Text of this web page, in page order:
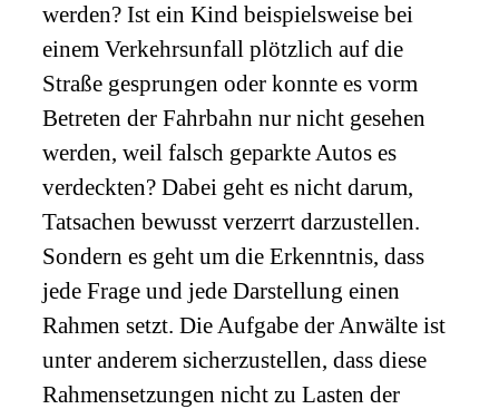
werden? Ist ein Kind beispielsweise bei
einem Verkehrsunfall plötzlich auf die
Straße gesprungen oder konnte es vorm
Betreten der Fahrbahn nur nicht gesehen
werden, weil falsch geparkte Autos es
verdeckten? Dabei geht es nicht darum,
Tatsachen bewusst verzerrt darzustellen.
Sondern es geht um die Erkenntnis, dass
jede Frage und jede Darstellung einen
Rahmen setzt. Die Aufgabe der Anwälte ist
unter anderem sicherzustellen, dass diese
Rahmensetzungen nicht zu Lasten der